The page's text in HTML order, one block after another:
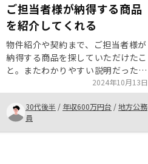
ご担当者様が納得する商品
を紹介してくれる
物件紹介や契約まで、ご担当者様が
納得する商品を探していただけたこ
と。またわかりやすい説明だったこ
と。 更に、購入するメリットや根
拠をわかりやすく示していただける
とこ。 これらが、他社と比べて目
に見えて良かったと感じて購入を決
めた。重要な説明や、入出金の時期
2024年10月13日
30代後半 / 年収600万円台 /地方公務
員